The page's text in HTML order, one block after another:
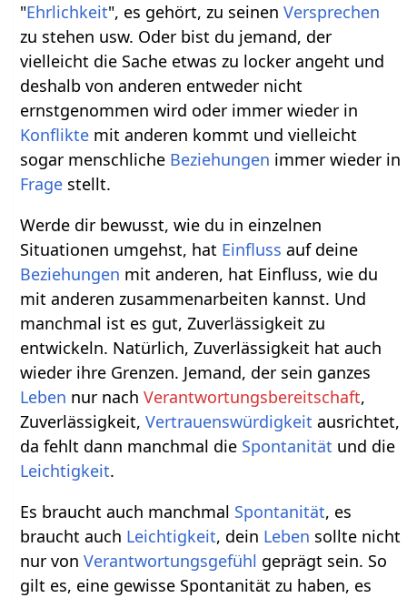
"Ehrlichkeit", es gehört, zu seinenVersprechen
zu stehen usw. Oder bist du jemand, der
vielleicht die Sache etwas zu locker angeht und
deshalb von anderen entweder nicht
ernstgenommen wird oder immer wieder in
Konflikte mit anderen kommt und vielleicht
sogar menschliche Beziehungen immer wieder in
Frage stellt.
Werde dir bewusst, wie du in einzelnen
Situationen umgehst, hat Einfluss auf deine
Beziehungen mit anderen, hat Einfluss, wie du
mit anderen zusammenarbeiten kannst. Und
manchmal ist es gut, Zuverlässigkeit zu
entwickeln. Natürlich, Zuverlässigkeit hat auch
wieder ihre Grenzen. Jemand, der sein ganzes
Leben nur nachVerantwortungsbereitschaft,
Zuverlässigkeit,Vertrauenswürdigkeit ausrichtet,
da fehlt dann manchmal die Spontanität und die
Leichtigkeit.
Es braucht auch manchmal Spontanität, es
braucht auch Leichtigkeit, dein Leben sollte nicht
nur vonVerantwortungsgefühl geprägt sein. So
gilt es, eine gewisse Spontanität zu haben, es